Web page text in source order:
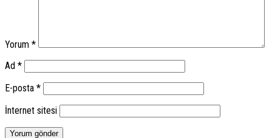
Yorum *
Ad *
E-posta *
İnternet sitesi